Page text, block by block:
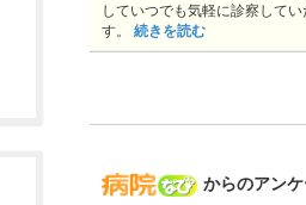
病院なび
からのアンケ
していつでも気軽に診察して
す。 続きを読む